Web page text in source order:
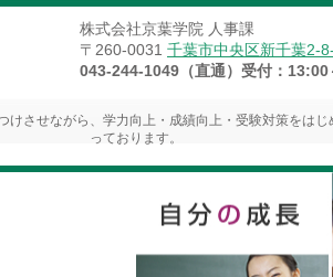
株式会社京葉学院 人事課
〒260-0031 千葉市中央区新千葉2-
043-244-1049（直通）受付：13:00
させながら、学力向上・成績向上・受験対策をは
っております。